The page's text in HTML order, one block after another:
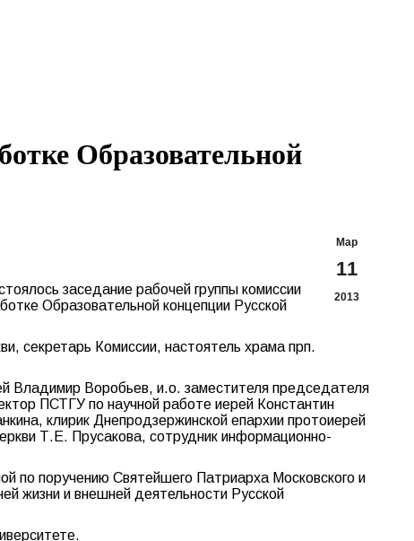
Образовательной
Мар
11
2013
заседание рабочей группы комиссии
Образовательной концепции Русской
секретарь Комиссии, настоятель храма прп.
Владимир Воробьев, и.о. заместителя председателя
ПСТГУ по научной работе иерей Константин
клирик Днепродзержинской епархии протоиерей
Т.Е. Прусакова, сотрудник информационно-
по поручению Святейшего Патриарха Московского и
жизни и внешней деятельности Русской